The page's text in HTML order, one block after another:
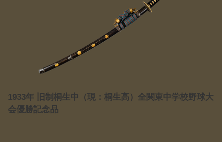
1933年 旧制桐生中（現：桐生高）全関東中学校野球大
会優勝記念品